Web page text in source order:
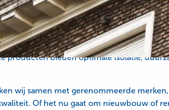
ben je verzekerd van hoogwaardige en
kunststof ramen en deuren in heel
producten bieden optimale isolatie,
wij samen met gerenommeerde
Of het nu gaat om nieuwbouw of